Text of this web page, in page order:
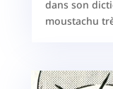
dans son
moustachu